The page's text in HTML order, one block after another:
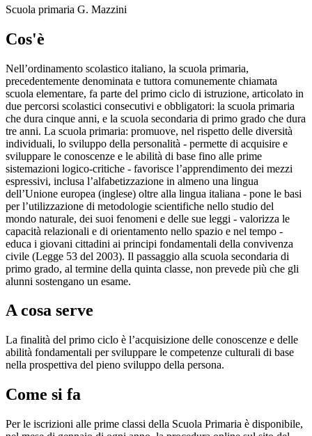
Scuola primaria G. Mazzini
Cos'è
Nell’ordinamento scolastico italiano, la scuola primaria,
precedentemente denominata e tuttora comunemente chiamata
scuola elementare, fa parte del primo ciclo di istruzione, articolato in
due percorsi scolastici consecutivi e obbligatori: la scuola primaria
che dura cinque anni, e la scuola secondaria di primo grado che dura
tre anni. La scuola primaria: promuove, nel rispetto delle diversità
individuali, lo sviluppo della personalità - permette di acquisire e
sviluppare le conoscenze e le abilità di base fino alle prime
sistemazioni logico-critiche - favorisce l’apprendimento dei mezzi
espressivi, inclusa l’alfabetizzazione in almeno una lingua
dell’Unione europea (inglese) oltre alla lingua italiana - pone le basi
per l’utilizzazione di metodologie scientifiche nello studio del
mondo naturale, dei suoi fenomeni e delle sue leggi - valorizza le
capacità relazionali e di orientamento nello spazio e nel tempo -
educa i giovani cittadini ai principi fondamentali della convivenza
civile (Legge 53 del 2003). Il passaggio alla scuola secondaria di
primo grado, al termine della quinta classe, non prevede più che gli
alunni sostengano un esame.
A cosa serve
La finalità del primo ciclo è l’acquisizione delle conoscenze e delle
abilità fondamentali per sviluppare le competenze culturali di base
nella prospettiva del pieno sviluppo della persona.
Come si fa
Per le iscrizioni alle prime classi della Scuola Primaria è disponibile,